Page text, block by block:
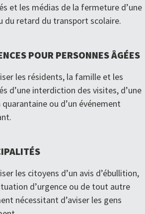
et les médias de la fermeture d’une
du retard du transport scolaire.
POUR PERSONNES ÂGÉES
les résidents, la famille et les
d’une interdiction des visites, d’une
quarantaine ou d’un événement
les citoyens d’un avis d’ébullition,
d’urgence ou de tout autre
nécessitant d’aviser les gens